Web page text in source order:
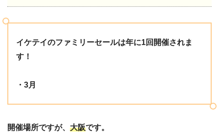
イケテイのファミリーセールは年に1回開催されま
す！
・3月
開催場所ですが、 大阪です。